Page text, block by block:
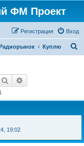
ФМ Проект
Вход
Регистрация
Куплю
Поиск
19:02